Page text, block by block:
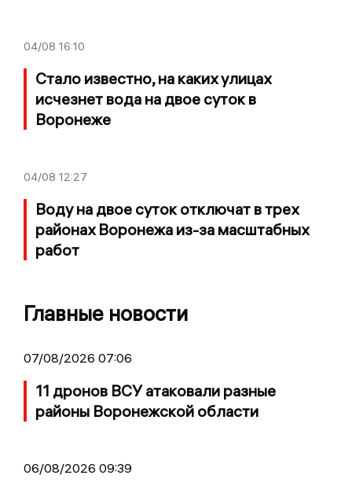
04/08 16:10
Стало известно, на каких улицах
исчезнет вода на двое суток в
Воронеже
04/08 12:27
Воду на двое суток отключат в трех
районах Воронежа из-за масштабных
работ
Главные новости
07/08/2026 07:06
11 дронов ВСУ атаковали разные
районы Воронежской области
06/08/2026 09:39